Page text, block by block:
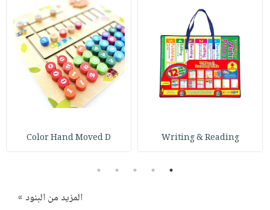
Writing & Reading
Color Hand Moved D
1
2
3
4
5
المزيد من البنود »